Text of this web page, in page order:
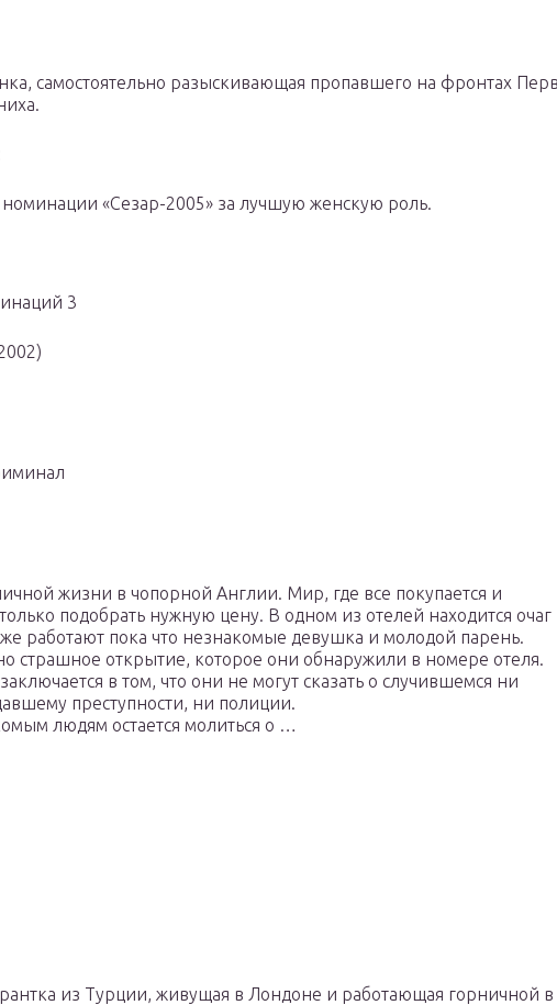
самостоятельно разыскивающая пропавшего на фронтах
номинации «Сезар-2005» за лучшую женскую роль.
3
жизни в чопорной Англии. Мир, где все покупается и
подобрать нужную цену. В одном из отелей находится очаг
же работают пока что незнакомые девушка и молодой парень.
страшное открытие, которое они обнаружили в номере отеля.
в том, что они не могут сказать о случившемся ни
преступности, ни полиции.
людям остается молиться о …
из Турции, живущая в Лондоне и работающая горничной в